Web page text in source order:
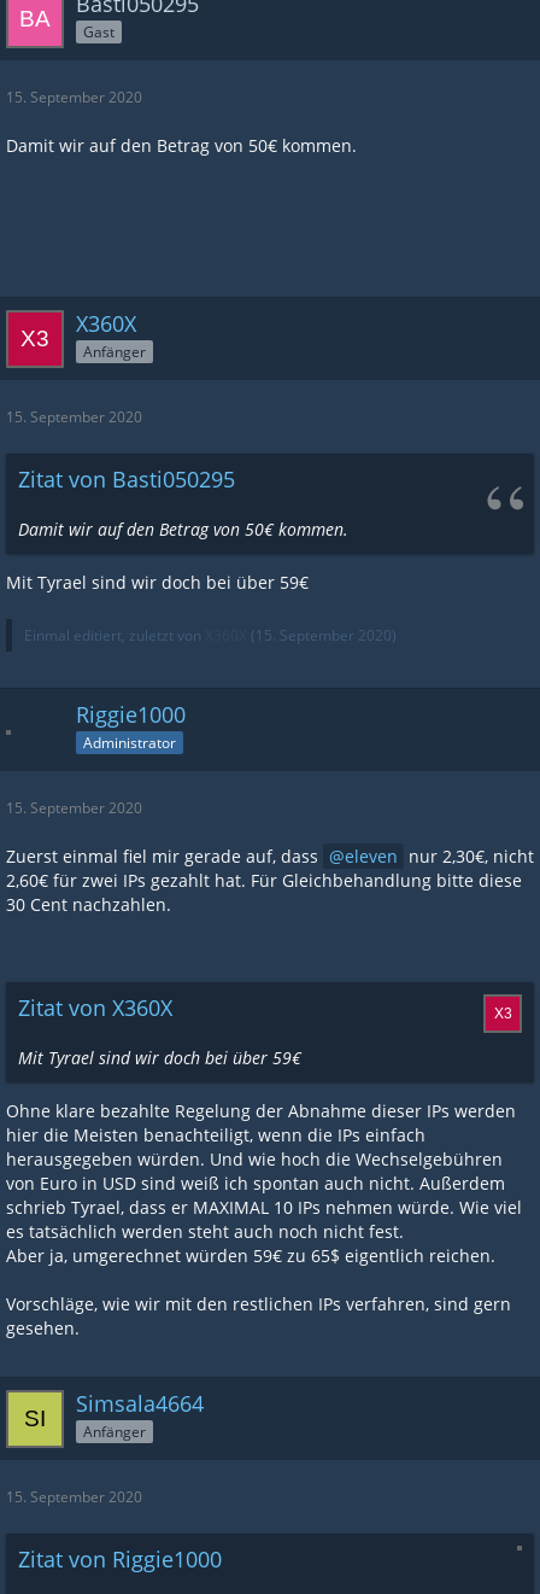
Gast
15. September 2020
Damit wir auf den Betrag von 50€ kommen.
X360X
Anfänger
15. September 2020
Zitat von Basti050295
Damit wir auf den Betrag von 50€ kommen.
Mit Tyrael sind wir doch bei über 59€
Einmal editiert, zuletzt von (15. September 2020)
Riggie1000
Administrator
15. September 2020
Zuerst einmal fiel mir gerade auf, dass eleven nur 2,30€, nicht
2,60€ für zwei IPs gezahlt hat. Für Gleichbehandlung bitte diese
30 Cent nachzahlen.
Zitat von X360X
Mit Tyrael sind wir doch bei über 59€
Ohne klare bezahlte Regelung der Abnahme dieser IPs werden
hier die Meisten benachteiligt, wenn die IPs einfach
herausgegeben würden. Und wie hoch die Wechselgebühren
von Euro in USD sind weiß ich spontan auch nicht. Außerdem
schrieb Tyrael, dass er MAXIMAL 10 IPs nehmen würde. Wie viel
es tatsächlich werden steht auch noch nicht fest.
Aber ja, umgerechnet würden 59€ zu 65$ eigentlich reichen.
Vorschläge, wie wir mit den restlichen IPs verfahren, sind gern
gesehen.
Simsala4664
Anfänger
15. September 2020
Zitat von Riggie1000